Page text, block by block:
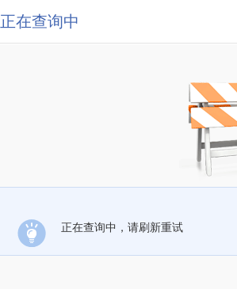
正在查询中
正在查询中，请刷新重试